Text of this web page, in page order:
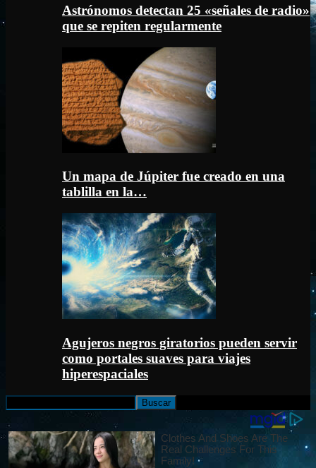
Astrónomos detectan 25 «señales de radio»
que se repiten regularmente
Un mapa de Júpiter fue creado en una
tablilla en la…
Agujeros negros giratorios pueden servir
como portales suaves para viajes
hiperespaciales